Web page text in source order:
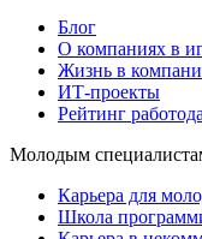
Блог
О компаниях в
Жизнь в
ИТ-проекты
Рейтинг
Молодым
Карьера для
Школа